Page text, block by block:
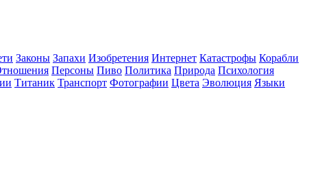
Законы Запахи Изобретения Интернет Катастрофы Корабли
Персоны Пиво Политика Природа Психология
Титаник Транспорт Фотографии Цвета Эволюция Языки